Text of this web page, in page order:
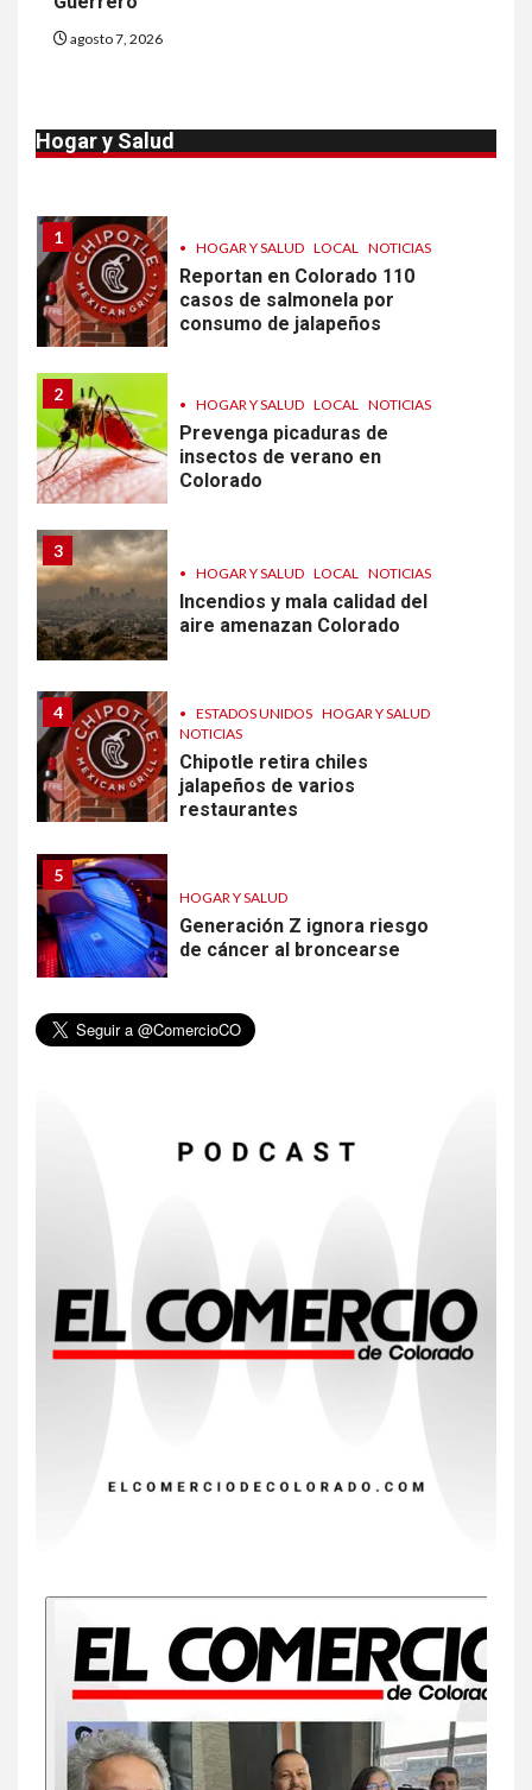
agosto 7, 2026
Hogar y Salud por parásito que causa
1
• HOGAR Y SALUD LOCAL NOTICIAS
Reportan en Colorado 110
casos de salmonela por
consumo de jalapeños
2
• HOGAR Y SALUD LOCAL NOTICIAS
Prevenga picaduras de
insectos de verano en
Colorado
3
• HOGAR Y SALUD LOCAL NOTICIAS
Incendios y mala calidad del
aire amenazan Colorado
4 • ESTADOS UNIDOS HOGAR Y SALUD
NOTICIAS
Chipotle retira chiles
jalapeños de varios
restaurantes
5
HOGAR Y SALUD
Generación Z ignora riesgo
de cáncer al broncearse
6
precio
8 • ESTADOS UNIDOS HOGAR Y SALUD
EEUU este año que en 2025
• ESTADOS UNIDOS
HOGAR Y SALUD
NOTICIAS
Van 4,100 casos confirmados
por parásito que causa
diarrea en EEUU